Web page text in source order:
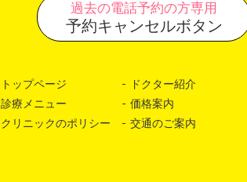
過去の電話予約の方専用
予約キャンセルボタン
トップページ
ドクター紹介
診療メニュー
価格案内
クリニックのポリシー
交通のご案内